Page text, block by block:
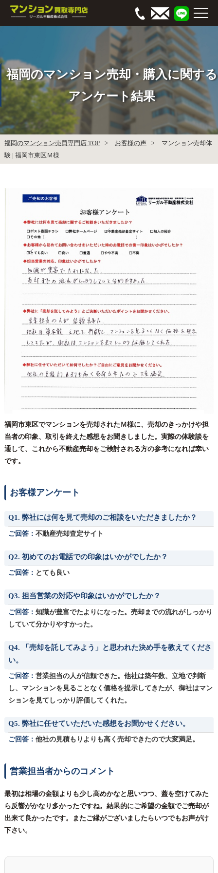
福岡のマンション売却・購入に関する
アンケート結果
福岡のマンション売買専門店 TOP お客様の声
マンション売却体
験 | 福岡市東区Ｍ様
福岡市東区でマンションを売却されたＭ様に、売却のきっかけや担
当者の印象、取引を終えた感想をお聞きしました。実際の体験談を
通して、これから不動産売却をご検討される方の参考になれば幸い
です。
お客様アンケート
Q1. 弊社には何を見て売却のご相談をいただきましたか？
ご回答： 不動産売却査定サイト
Q2. 初めてのお電話での印象はいかがでしたか？
ご回答： とても良い
Q3. 担当営業の対応や印象はいかがでしたか？
ご回答： 知識が豊富でたよりになった。売却までの流れがしっかり
していて分かりやすかった。
Q4. 「売却を託してみよう」と思われた決め手を教えてくださ
い。
ご回答： 営業担当の人が信頼できた。他社は築年数、立地で判断
し、マンションを見ることなく価格を提示してきたが、御社はマン
ションを見てしっかり評価してくれた。
Q5. 弊社に任せていただいた感想をお聞かせください。
ご回答： 他社の見積もりよりも高く売却できたので大変満足。
営業担当者からのコメント
最初は相場の金額よりも少し高めかなと思いつつ、蓋を空けてみた
ら反響がかなり多かったですね。結果的にご希望の金額でご売却が
出来て良かったです。またご縁がございましたらいつでもお声がけ
下さい。